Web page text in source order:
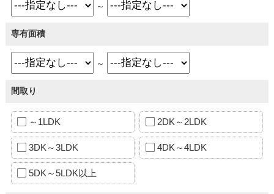
～
専有面積
～
間取り
～1LDK 2DK～2LDK
3DK～3LDK 4DK～4LDK
5DK～5LDK以上